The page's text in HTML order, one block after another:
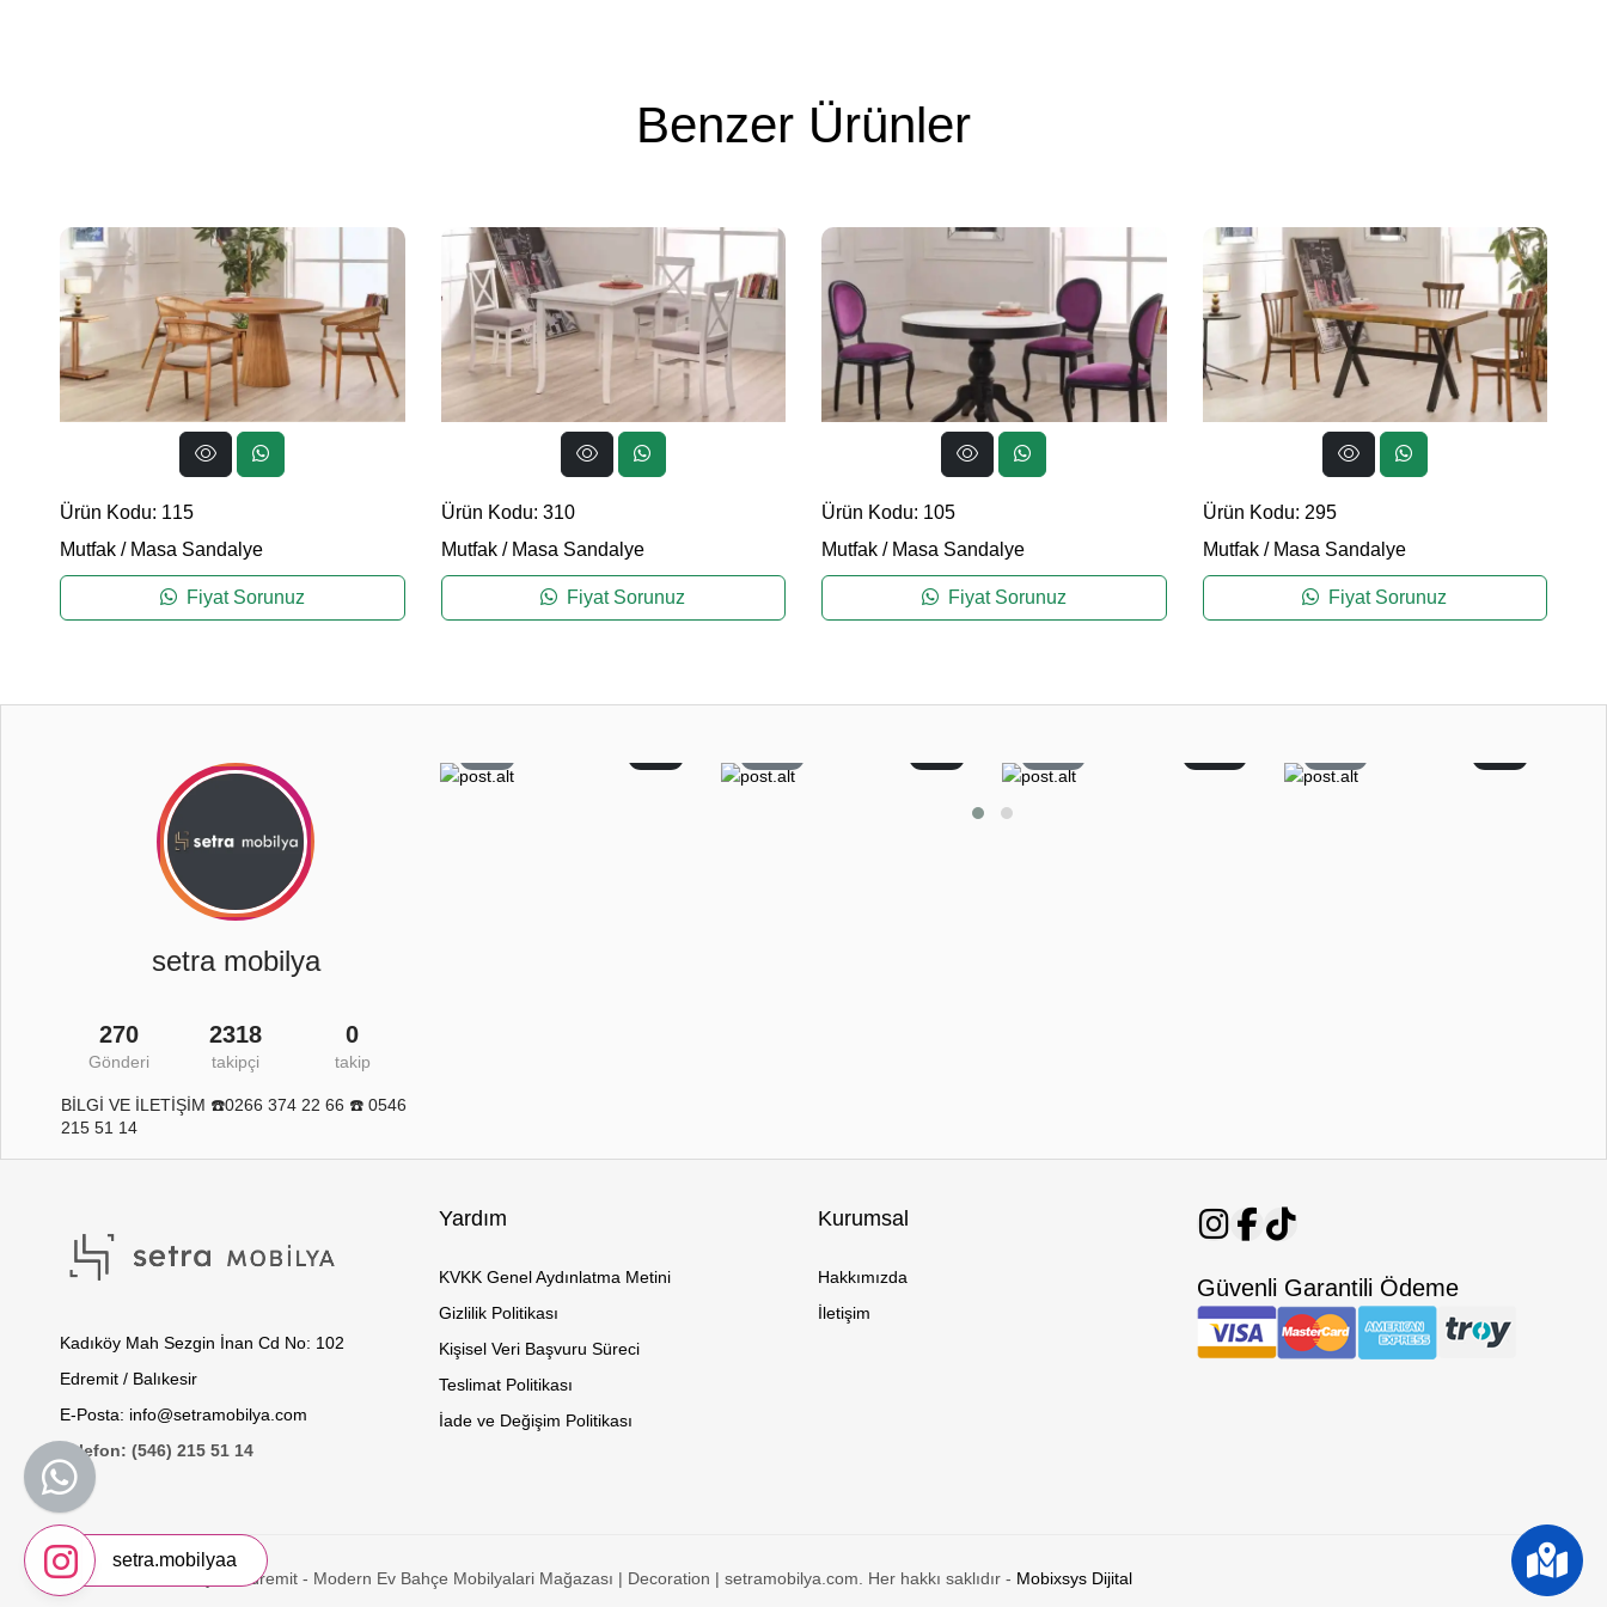
Benzer Ürünler
Ürün Kodu: 115
Mutfak / Masa Sandalye
Fiyat Sorunuz
Ürün Kodu: 310
Mutfak/ Masa Sandalye
Fiyat Sorunuz
Ürün Kodu: 105
Mutfak / Masa Sandalye
Fiyat Sorunuz
Ürün Kodu: 295
Mutfak/ Masa Sandalye
Fiyat Sorunuz
setra mobilya
270
Gönderi
2318
takipçi
0
takip
BİLGİ VE İLETİŞİM ☎️0266 374 22 66 ☎️ 0546
215 51 14
Kadıköy Mah Sezgin İnan Cd No: 102
Edremit / Balıkesir
E-Posta: info@setramobilya.com
Telefon: (546) 215 51 14
Yardım
KVKK Genel Aydınlatma Metini
Gizlilik Politikası
Kişisel Veri Başvuru Süreci
Teslimat Politikası
İade ve Değişim Politikası
Kurumsal
Hakkımızda
İletişim
Güvenli Garantili Ödeme
© 2026 Setra Mobilya - Edremit - Modern Ev Bahçe Mobilyalari Mağazası | Decoration | setramobilya.com. Her hakkı saklıdır - Mobixsys Dijital
setra.mobilyaa